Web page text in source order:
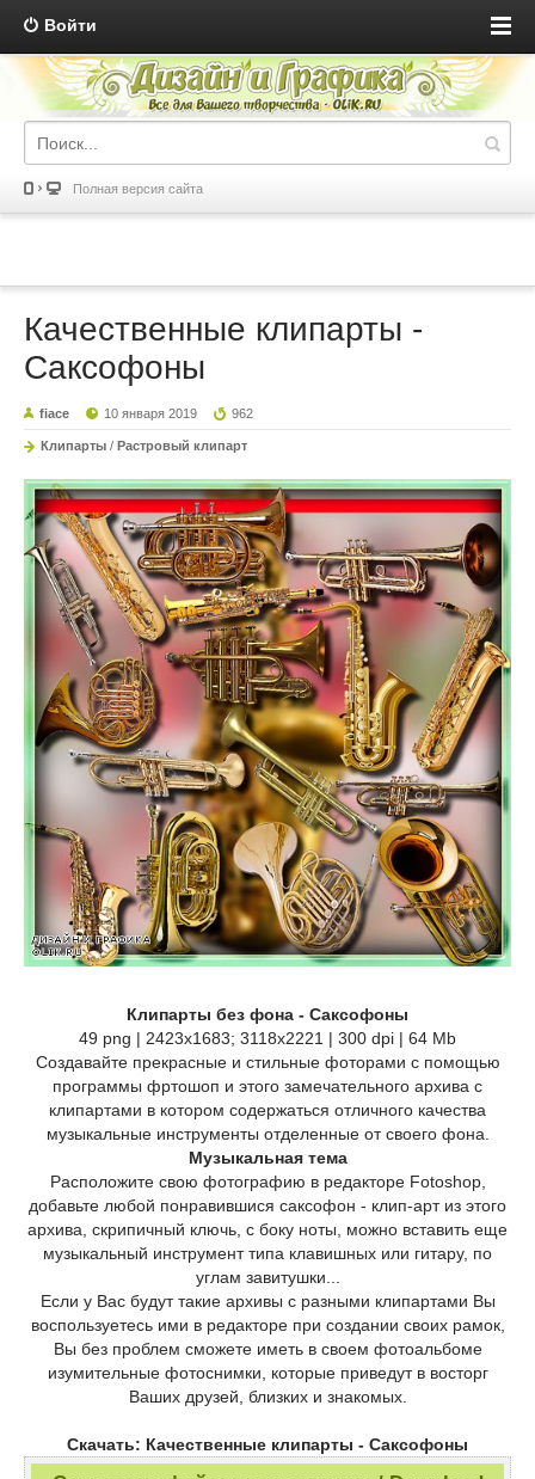
Войти
Полная версия сайта
Качественные клипарты -
Саксофоны
fiace 10 января 2019 962
Клипарты / Растровый клипарт
Клипарты без фона - Саксофоны
49 png | 2423x1683; 3118х2221 | 300 dpi | 64 Mb
Создавайте прекрасные и стильные фоторами с помощью
программы фртошоп и этого замечательного архива с
клипартами в котором содержаться отличного качества
музыкальные инструменты отделенные от своего фона.
Музыкальная тема
Расположите свою фотографию в редакторе Fotoshop,
добавьте любой понравившися саксофон - клип-арт из этого
архива, скрипичный ключь, с боку ноты, можно вставить еще
музыкальный инструмент типа клавишных или гитару, по
углам завитушки...
Если у Вас будут такие архивы с разными клипартами Вы
воспользуетесь ими в редакторе при создании своих рамок,
Вы без проблем сможете иметь в своем фотоальбоме
изумительные фотоснимки, которые приведут в восторг
Ваших друзей, близких и знакомых.
Скачать: Качественные клипарты - Саксофоны